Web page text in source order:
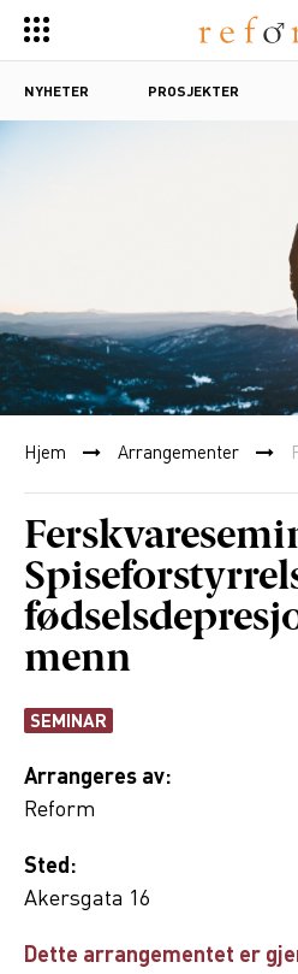
NYHETER PROSJEKTER
Hjem Arrangementer
menn
SEMINAR
Arrangeres av:
Reform
Sted:
Akersgata 16
Dette arrangementet er